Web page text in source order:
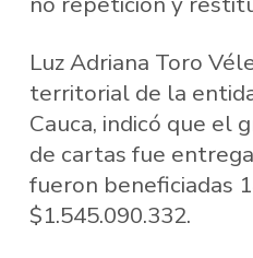
Luz Adriana Toro
territorial de la
Cauca, indicó que el
de cartas fue
fueron beneficiadas
$1.545.090.332.